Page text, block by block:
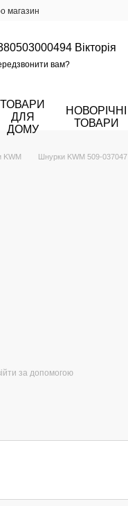
магазин
Вікторія
вам?
ТОВАРИ
ДЛЯ
ДОМУ
НОВОРІЧНІ
ТОВАРИ
KWM Шнурки KWM 509-037047
за допомогою